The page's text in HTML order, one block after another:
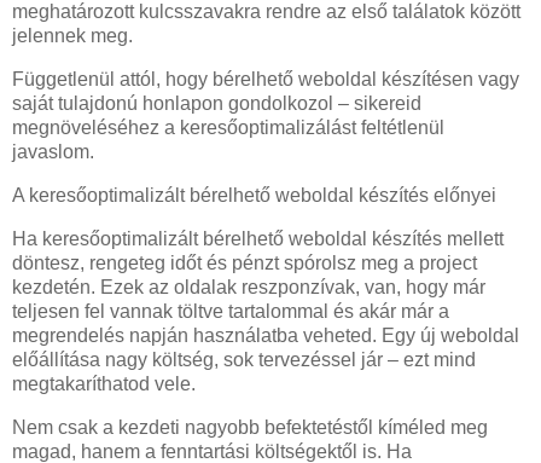
meghatározott kulcsszavakra rendre az első találatok között
jelennek meg.
Függetlenül attól, hogy bérelhető weboldal készítésen vagy
saját tulajdonú honlapon gondolkozol – sikereid
megnöveléséhez a keresőoptimalizálást feltétlenül
javaslom.
A keresőoptimalizált bérelhető weboldal készítés előnyei
Ha keresőoptimalizált bérelhető weboldal készítés mellett
döntesz, rengeteg időt és pénzt spórolsz meg a project
kezdetén. Ezek az oldalak reszponzívak, van, hogy már
teljesen fel vannak töltve tartalommal és akár már a
megrendelés napján használatba veheted. Egy új weboldal
előállítása nagy költség, sok tervezéssel jár – ezt mind
megtakaríthatod vele.
Nem csak a kezdeti nagyobb befektetéstől kíméled meg
magad, hanem a fenntartási költségektől is. Ha